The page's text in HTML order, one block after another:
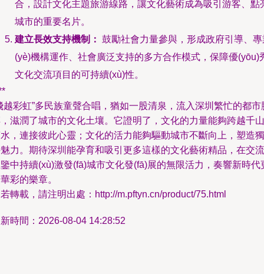
合，設計文化主題旅游線路，讓文化藝術成為吸引游客、點
城市的重要名片。
建立長效支持機制： 鼓勵社會力量參與，形成政府引導、專
(yè)機構運作、社會廣泛支持的多方合作模式，保障優(yōu)
文化交流項目的可持續(xù)性。
越彩虹”多民族童聲合唱，猶如一股清泉，流入深圳繁忙的都市
滋潤了城市的文化土壤。它證明了，文化的力量能夠跨越千山
，連接彼此心靈；文化的活力能夠驅動城市不斷向上，塑造獨
力。期待深圳能孕育和吸引更多這樣的文化藝術精品，在交流
中持續(xù)激發(fā)城市文化發(fā)展的無限活力，奏響新時代
彩的樂章。
轉載，請注明出處：http://m.pftyn.cn/product/75.html
時間：2026-08-04 14:28:52